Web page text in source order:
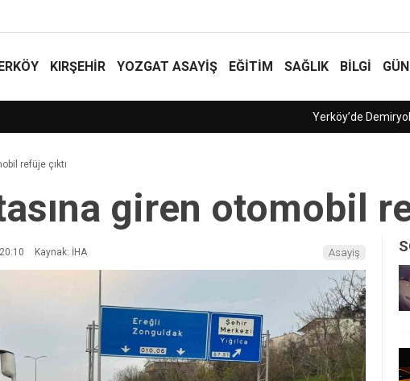
KIRŞEHİR YOZGAT ASAYIŞ EĞİTİM SAĞLIK BİLGİ
refüje çıktı
giren otomobil
Kaynak: İHA Asayiş